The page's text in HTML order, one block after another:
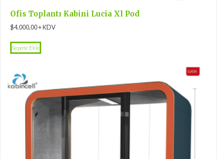
Ofis Toplantı Kabini Lucia Xl Pod
$4.000,00+ KDV
Sepete Ekle